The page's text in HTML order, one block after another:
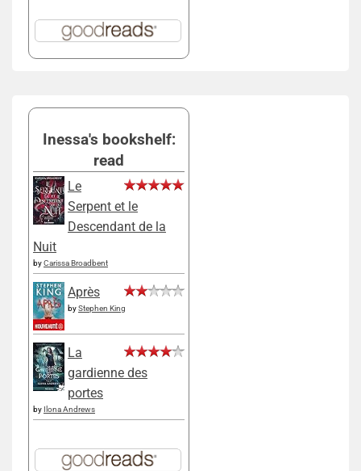
Inessa's bookshelf:
read
Le
Serpent et le
Descendant de la
Nuit
byCarissa Broadbent
Après
byStephen King
La
gardienne des
portes
by Ilona Andrews